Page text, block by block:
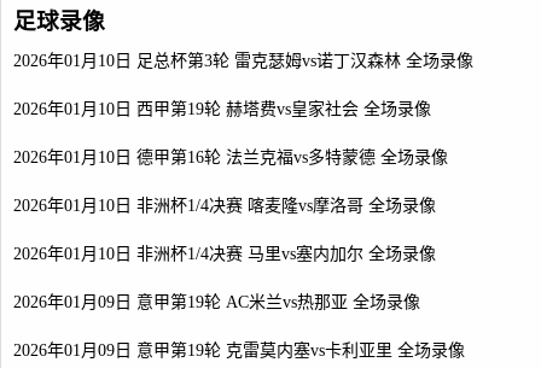
足球录像
2026年01月10日 足总杯第3轮 雷克瑟姆vs诺丁汉森林 全场录像
2026年01月10日 西甲第19轮 赫塔费vs皇家社会 全场录像
2026年01月10日 德甲第16轮 法兰克福vs多特蒙德 全场录像
2026年01月10日 非洲杯1/4决赛 喀麦隆vs摩洛哥 全场录像
2026年01月10日 非洲杯1/4决赛 马里vs塞内加尔 全场录像
2026年01月09日 意甲第19轮 AC米兰vs热那亚 全场录像
2026年01月09日 意甲第19轮 克雷莫内塞vs卡利亚里 全场录像